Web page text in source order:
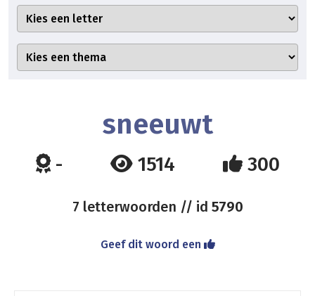
sneeuwt
- 1514 300
7 letterwoorden // id 5790
Geef dit woord een